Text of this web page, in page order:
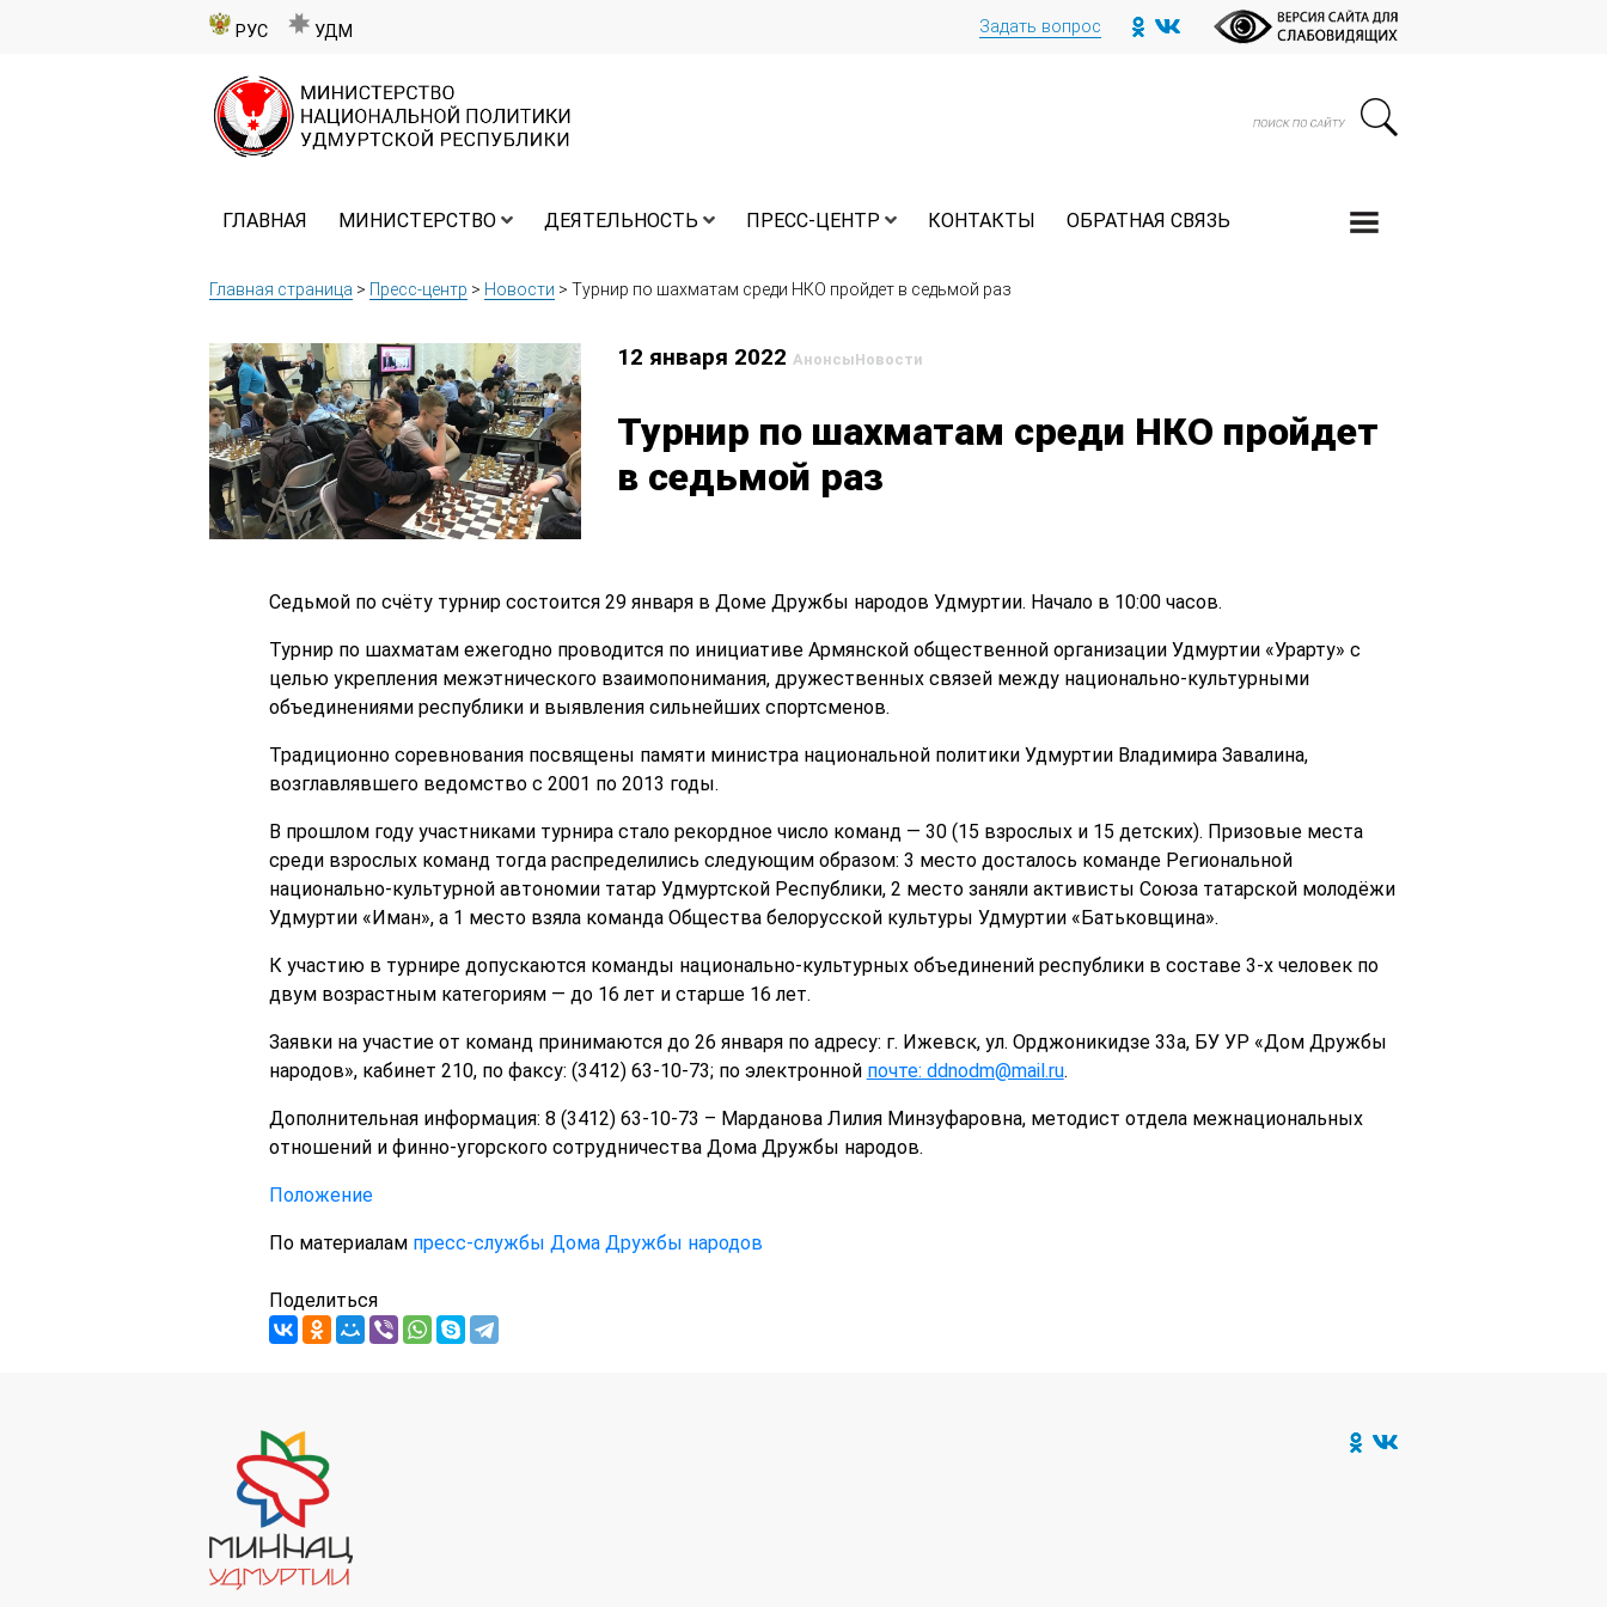
РУС УДМ Задать вопрос
ГЛАВНАЯ МИНИСТЕРСТВО ДЕЯТЕЛЬНОСТЬ ПРЕСС-ЦЕНТР КОНТАКТЫ ОБРАТНАЯ СВЯЗЬ
Главная страница > Пресс-центр > Новости > Турнир по шахматам среди НКО пройдет в седьмой раз
12 января 2022АнонсыНовости
Турнир по шахматам среди НКО пройдет
в седьмой раз
Седьмой по счёту турнир состоится 29 января в Доме Дружбы народов Удмуртии. Начало в 10:00 часов.
Турнир по шахматам ежегодно проводится по инициативе Армянской общественной организации Удмуртии «Урарту» с
целью укрепления межэтнического взаимопонимания, дружественных связей между национально-культурными
объединениями республики и выявления сильнейших спортсменов.
Традиционно соревнования посвящены памяти министра национальной политики Удмуртии Владимира Завалина,
возглавлявшего ведомство с 2001 по 2013 годы.
В прошлом году участниками турнира стало рекордное число команд — 30 (15 взрослых и 15 детских). Призовые места
среди взрослых команд тогда распределились следующим образом: 3 место досталось команде Региональной
национально-культурной автономии татар Удмуртской Республики, 2 место заняли активисты Союза татарской молодёжи
Удмуртии «Иман», а 1 место взяла команда Общества белорусской культуры Удмуртии «Батьковщина».
К участию в турнире допускаются команды национально-культурных объединений республики в составе 3-х человек по
двум возрастным категориям — до 16 лет и старше 16 лет.
Заявки на участие от команд принимаются до 26 января по адресу: г. Ижевск, ул. Орджоникидзе 33а, БУ УР «Дом Дружбы
народов», кабинет 210, по факсу: (3412) 63-10-73; по электронной почте: ddnodm@mail.ru.
Дополнительная информация: 8 (3412) 63-10-73 – Марданова Лилия Минзуфаровна, методист отдела межнациональных
отношений и финно-угорского сотрудничества Дома Дружбы народов.
Положение
По материалам пресс-службы Дома Дружбы народов
Поделиться